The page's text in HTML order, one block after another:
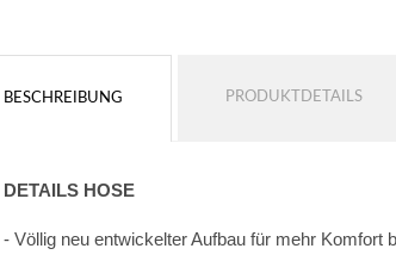
BESCHREIBUNG PRODUKTDETAILS
DETAILS HOSE
- Völlig neu entwickelter Aufbau für mehr Komfort